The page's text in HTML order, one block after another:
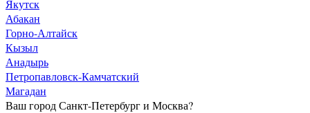
Якутск
Абакан
Горно-Алтайск
Кызыл
Анадырь
Петропавловск-Камчатский
Магадан
Ваш город Санкт-Петербург и Москва?